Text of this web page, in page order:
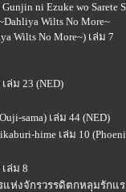
ni Ezuke wo Sarete
Wilts No More~
Wilts No More~) เล่ม 7
ล่ม 23 (NED)
sama) เล่ม 44 (NED)
hime เล่ม 10
เล่ม 8
แห่งจักรวรรดิตกหลุมรัก